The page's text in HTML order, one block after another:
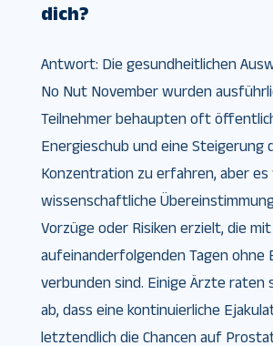
dich?
Antwort: Die gesundheitlichen
No Nut November wurden
Teilnehmer behaupten oft
Energieschub und eine Steigerung
Konzentration zu erfahren, aber es
wissenschaftliche
Vorzüge oder Risiken erzielt, die
aufeinanderfolgenden Tagen ohne
verbunden sind. Einige Ärzte raten
ab, dass eine kontinuierliche
letztendlich die Chancen auf